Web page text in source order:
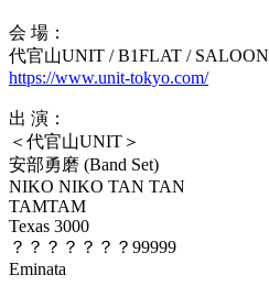
会 場：
代官山UNIT / B1FLAT / SALOON
https://www.unit-tokyo.com/
出 演：
＜代官山UNIT＞
安部勇磨 (Band Set)
NIKO NIKO TAN TAN
TAMTAM
Texas 3000
？？？？？？？99999
Eminata